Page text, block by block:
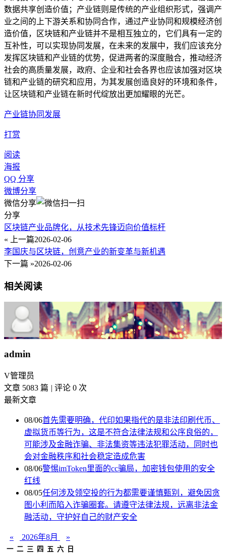
数据共享创造价值；产业链则是传统的产业组织形式，强调产
业之间的上下游关系和协同合作，通过产业协同和规模经济创
造价值，区块链和产业链并不是相互独立的，它们具有一定的
互补性，可以实现协同发展，在未来的发展中，我们应该充分
发挥区块链和产业链的优势，促进两者的深度融合，推动经济
社会的高质量发展，政府、企业和社会各界也应该加强对区块
链和产业链的研究和应用，为其发展创造良好的环境和条件，
让区块链和产业链在新时代绽放出更加耀眼的光芒。
产业链协同发展
打赏
阅读
海报
QQ 分享
微博分享
微信分享
分享
区块链产业品牌化，从技术先锋迈向价值标杆
« 上一篇2026-02-06
李国庆与区块链，创意产业的新变革与新机遇
下一篇 »2026-02-06
相关阅读
admin
V管理员
文章 5083 篇 | 评论 0 次
最新文章
08/06首先需要明确，代印如果指代的是非法印刷代币、
虚拟货币等行为，这是不符合法律法规和公序良俗的，
可能涉及金融诈骗、非法集资等违法犯罪活动，同时也
会对金融秩序和社会稳定造成危害
08/06警惕imToken里面的cc骗局，加密钱包使用的安全
红线
08/05任何涉及领空投的行为都需要谨慎甄别，避免因贪
图小利而陷入诈骗圈套。请遵守法律法规，远离非法金
融活动，守护好自己的财产安全
« 2026年8月 »
一 二 三 四 五 六 日